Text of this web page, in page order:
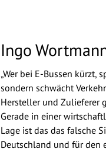
Ingo
„Wer bei E-Bussen kürzt,
sondern schwächt
Hersteller und Zulieferer
Gerade in einer
Lage ist das das falsche
Deutschland und für den